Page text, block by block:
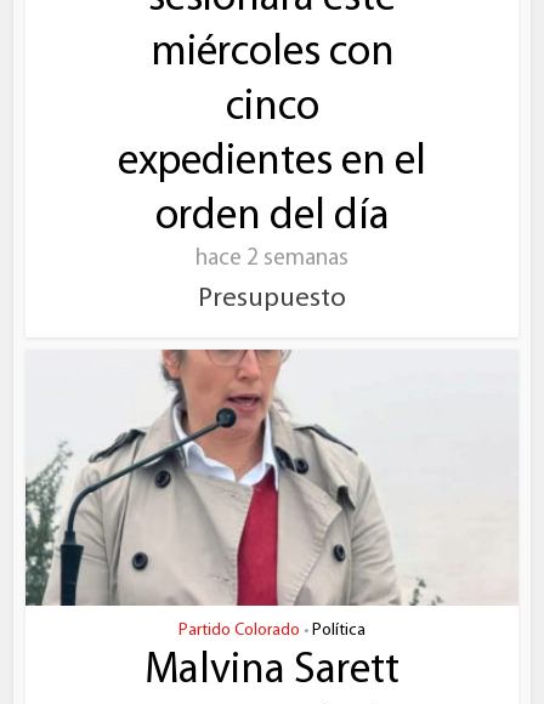
miércoles con
cinco
expedientes en el
orden del día
hace 2 semanas
Presupuesto
Partido Colorado • Política
Malvina Sarett